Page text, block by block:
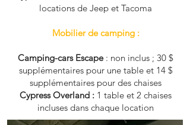
locations de Jeep et Tacoma
Mobilier de camping :
Camping-cars Escape: non inclus ; 30 $
supplémentaires pour une table et 14 $
supplémentaires pour des chaises
Cypress Overland : 1 table et 2 chaises
incluses dans chaque location